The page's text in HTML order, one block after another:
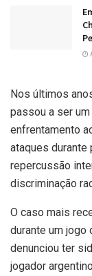
Nos últimos
passou a ser
enfrentamento
ataques durante
repercussão
discriminação
O caso mais
durante um jogo
denunciou ter
jogador